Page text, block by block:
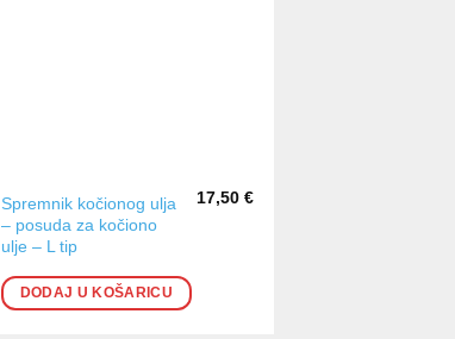
Spremnik kočionog ulja
– posuda za kočiono
ulje – L tip
17,50 €
DODAJ U KOŠARICU